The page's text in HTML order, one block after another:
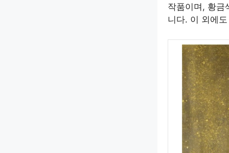
작품이며, 황금
니다. 이 외에